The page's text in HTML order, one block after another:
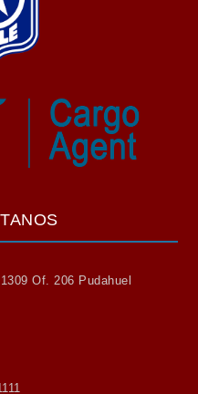
Of. 206 Pudahuel